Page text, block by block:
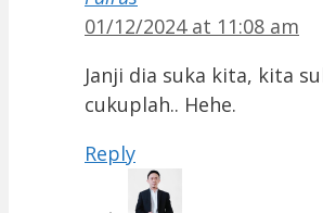
01/12/2024 at 11:08 am
Janji dia suka kita, kita
cukuplah.. Hehe.
Reply